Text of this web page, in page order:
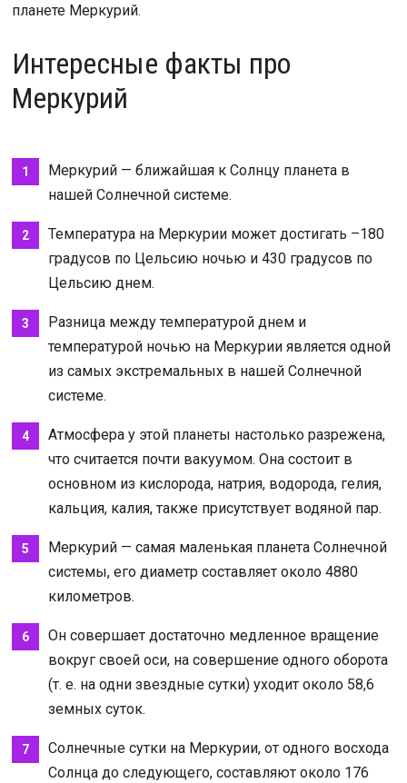
планете Меркурий.
Интересные факты про
Меркурий
Меркурий — ближайшая к Солнцу планета в
нашей Солнечной системе.
Температура на Меркурии может достигать –180
градусов по Цельсию ночью и 430 градусов по
Цельсию днем.
Разница между температурой днем и
температурой ночью на Меркурии является одной
из самых экстремальных в нашей Солнечной
системе.
Атмосфера у этой планеты настолько разрежена,
что считается почти вакуумом. Она состоит в
основном из кислорода, натрия, водорода, гелия,
кальция, калия, также присутствует водяной пар.
Меркурий — самая маленькая планета Солнечной
системы, его диаметр составляет около 4880
километров.
Он совершает достаточно медленное вращение
вокруг своей оси, на совершение одного оборота
(т. е. на одни звездные сутки) уходит около 58,6
земных суток.
Солнечные сутки на Меркурии, от одного восхода
Солнца до следующего, составляют около 176